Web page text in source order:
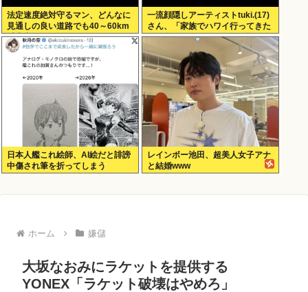
法定速度絶対守るマン、どんなに
見通しの良い道路でも40～60km
以上出さない
一流顔隠しアーティストtuki.(17)
さん、「家族でハワイ行ってきた
w」 自己顕示欲がどんどん抑えら
日本人艦これ絵師、AI絵だと誹謗
中傷され筆を折ってしまう
レインボー池田、超美人女子アナ
と結婚www
ホーム 嫌儲
大坂なおみにラケットを提供する
YONEX「ラケット破壊はやめろ」